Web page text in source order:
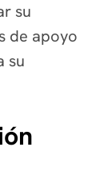
su
de apoyo
su